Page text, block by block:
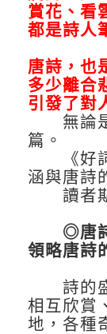
賞花、看
都是詩人
唐詩，也
多少離合
引發了對
無論是
篇。
《好詞
涵與唐詩
讀者期
◎唐詩
領略唐詩
詩的盛
相互欣賞
地，各種